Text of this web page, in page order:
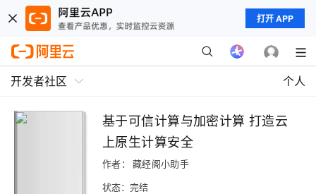
打开 APP
开发者社区 个人
基于可信计算与加密计算 打造云
上原生计算安全
作者：藏经阁小助手
状态：完结